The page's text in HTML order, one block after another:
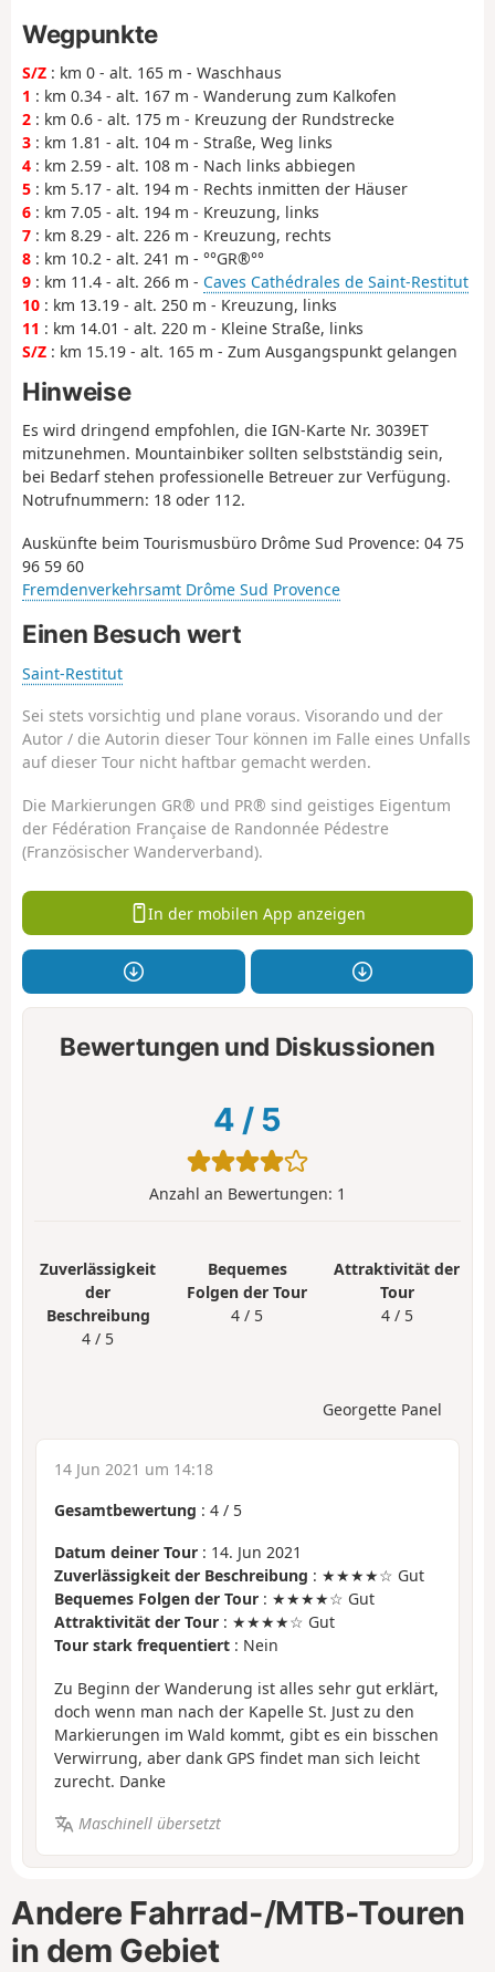
Wegpunkte
S/Z : km 0 - alt. 165 m - Waschhaus
1 : km 0.34 - alt. 167 m - Wanderung zum Kalkofen
2 : km 0.6 - alt. 175 m - Kreuzung der Rundstrecke
3 : km 1.81 - alt. 104 m - Straße, Weg links
4 : km 2.59 - alt. 108 m - Nach links abbiegen
5 : km 5.17 - alt. 194 m - Rechts inmitten der Häuser
6 : km 7.05 - alt. 194 m - Kreuzung, links
7 : km 8.29 - alt. 226 m - Kreuzung, rechts
8 : km 10.2 - alt. 241 m - °°GR®°°
9 : km 11.4 - alt. 266 m - Caves Cathédrales de Saint-Restitut
10 : km 13.19 - alt. 250 m - Kreuzung, links
11 : km 14.01 - alt. 220 m - Kleine Straße, links
S/Z : km 15.19 - alt. 165 m - Zum Ausgangspunkt gelangen
Hinweise
Es wird dringend empfohlen, die IGN-Karte Nr. 3039ET
mitzunehmen. Mountainbiker sollten selbstständig sein,
bei Bedarf stehen professionelle Betreuer zur Verfügung.
Notrufnummern: 18 oder 112.
Auskünfte beim Tourismusbüro Drôme Sud Provence: 04 75
96 59 60
Fremdenverkehrsamt Drôme Sud Provence
Einen Besuch wert
Saint-Restitut
Sei stets vorsichtig und plane voraus. Visorando und der
Autor / die Autorin dieser Tour können im Falle eines Unfalls
auf dieser Tour nicht haftbar gemacht werden.
Die Markierungen GR® und PR® sind geistiges Eigentum
der Fédération Française de Randonnée Pédestre
(Französischer Wanderverband).
In der mobilen App anzeigen
Bewertungen und Diskussionen
4 / 5
Anzahl an Bewertungen: 1
Zuverlässigkeit
der
Beschreibung
4 / 5
Bequemes
Folgen der Tour
4 / 5
Attraktivität der
Tour
4 / 5
Georgette Panel
14 Jun 2021 um 14:18
Gesamtbewertung : 4 / 5
Datum deiner Tour : 14. Jun 2021
Zuverlässigkeit der Beschreibung : ★★★★☆ Gut
Bequemes Folgen der Tour : ★★★★☆ Gut
Attraktivität der Tour : ★★★★☆ Gut
Tour stark frequentiert : Nein
Zu Beginn der Wanderung ist alles sehr gut erklärt,
doch wenn man nach der Kapelle St. Just zu den
Markierungen im Wald kommt, gibt es ein bisschen
Verwirrung, aber dank GPS findet man sich leicht
zurecht. Danke
Maschinell übersetzt
Andere Fahrrad-/MTB-Touren
in dem Gebiet